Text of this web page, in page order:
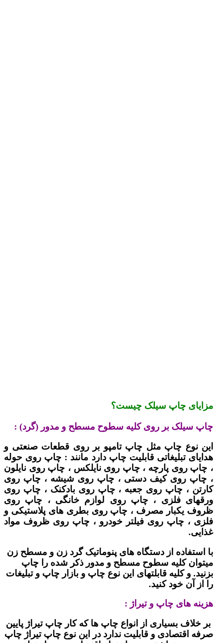
مزایای چاپ سیلک چیست؟
چاپ سیلک بر روی کلیه سطوح مسطح و مدور (گرد) :
این نوع چاپ مثل چاپ تامپو بر روی قطعات صنعتی و
هدایای تبلیغاتی قابلیت چاپ دارد مانند : چاپ روی حوله
، چاپ روی پارچه ، چاپ روی نایلکس ، چاپ روی نایلون
، چاپ روی کیف دستی ، چاپ روی شیشه ، چاپ روی
کارتن ، چاپ روی جعبه ، چاپ روی بادکنک ، چاپ روی
ورقهای فلزی ، چاپ روی لوازم خانگی ، چاپ روی
ظروف یکبار مصرف ، چاپ روی بطری های پلاستیکی و
فلزی ، چاپ روی فیلتر خودرو ، چاپ روی ظروف مواد
غذایی.
با استفاده از دستگاه های پنوماتیک گرد زن و مسطح زن
میتوان کلیه سطوح مسطح و مدور ذکر شده را چاپ
بزنید. و کلیه قابلتهای این نوع چاپ و بازار چاپ و تبلیغات
را از آن خود کنید.
هزینه های چاپ و تیراژ :
بر خلاف بسیاری از انواع چاپ ها که کار چاپ تیراژ پایین
صرفه اقتصادی و قابلیت ندارد در این نوع چاپ تیراژ چاپ